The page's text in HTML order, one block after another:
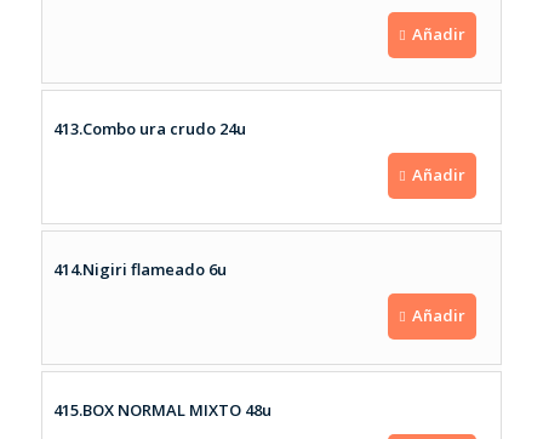
Añadir
413.Combo ura crudo 24u
Añadir
414.Nigiri flameado 6u
Añadir
415.BOX NORMAL MIXTO 48u